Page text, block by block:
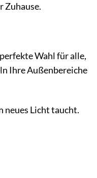
Zuhause.
Wahl für alle,
Ihre Außenbereiche
neues Licht taucht.